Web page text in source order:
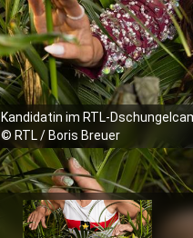
Kandidatin im RTL-
© RTL / Boris Breuer